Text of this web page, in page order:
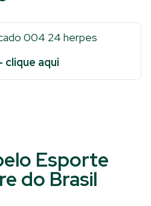
clique aqui
Esporte
do Brasil